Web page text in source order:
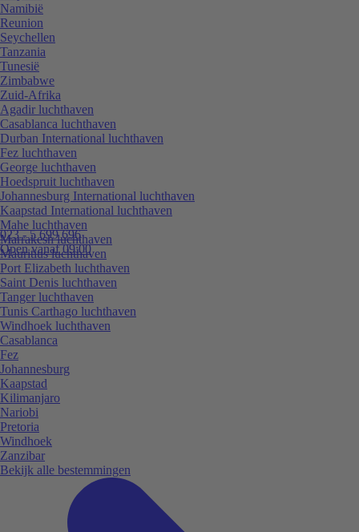
023 - 5 699 696
Open vanaf 09:00
Namibië
Reunion
Seychellen
Tanzania
Tunesië
Zimbabwe
Zuid-Afrika
Agadir luchthaven
Casablanca luchthaven
Durban International luchthaven
Fez luchthaven
George luchthaven
Hoedspruit luchthaven
Johannesburg International luchthaven
Kaapstad International luchthaven
Mahe luchthaven
Marrakesh luchthaven
Mauritius luchthaven
Port Elizabeth luchthaven
Saint Denis luchthaven
Tanger luchthaven
Tunis Carthago luchthaven
Windhoek luchthaven
Casablanca
Fez
Johannesburg
Kaapstad
Kilimanjaro
Nariobi
Pretoria
Windhoek
Zanzibar
Bekijk alle bestemmingen